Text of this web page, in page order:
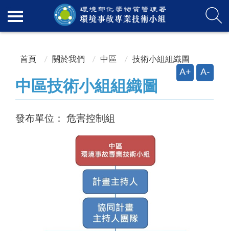
首頁 關於我們 中區 技術小組組織圖
A+ A-
中區技術小組組織圖
發布單位： 危害控制組